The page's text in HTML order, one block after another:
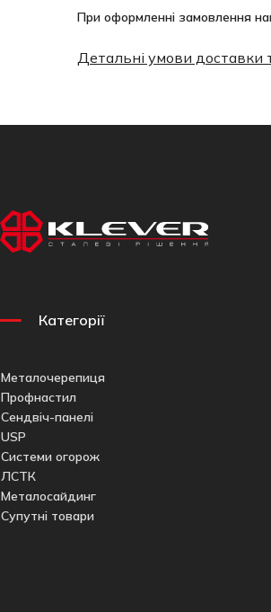
При оформленні замовлення
Детальні умови доставки
Категорії
Металочерепиця
Профнастил
Сендвіч-панелі
USP
Системи огорож
ЛСТК
Металосайдинг
Супутні товари